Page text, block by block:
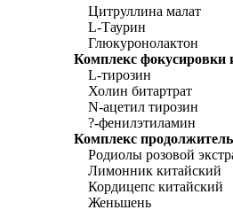
Цитруллина малат
L-Таурин
Глюкуронолактон
Комплекс фокусировки
L-тирозин
Холин битартрат
N-ацетил тирозин
?-фенилэтиламин
Комплекс
Родиолы розовой
Лимонник китайский
Кордицепс китайский
Женьшень